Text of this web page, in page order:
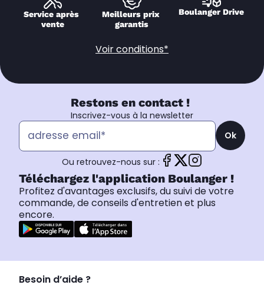
Service après
vente
Meilleurs prix
garantis
Boulanger Drive
Voir conditions*
Restons en contact !
Inscrivez-vous à la newsletter
Ok
Ou retrouvez-nous sur :
Téléchargez l'application Boulanger !
Profitez d'avantages exclusifs, du suivi de votre
commande, de conseils d'entretien et plus
encore.
Besoin d’aide ?